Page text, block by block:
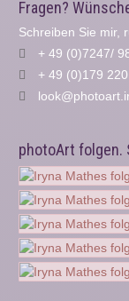
Fragen?
Schreiben Sie mir,
+ 49 (0)7247/
+ 49 (0)179
photoArt folgen.